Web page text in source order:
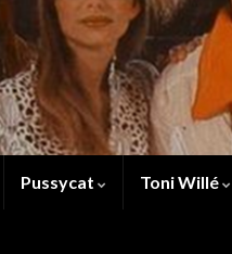
Pussycat Toni Willé